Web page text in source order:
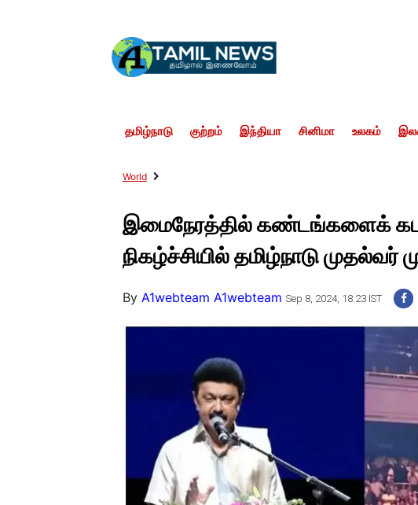
தமிழ்நாடு குற்றம் இந்தியா சினிமா உலகம்
World
இமைநேரத்தில் கண்டங்களைக்
நிகழ்ச்சியில் தமிழ்நாடு முதல்வர்
ByA1webteam A1webteam Sep 8, 2024, 18:23 IST